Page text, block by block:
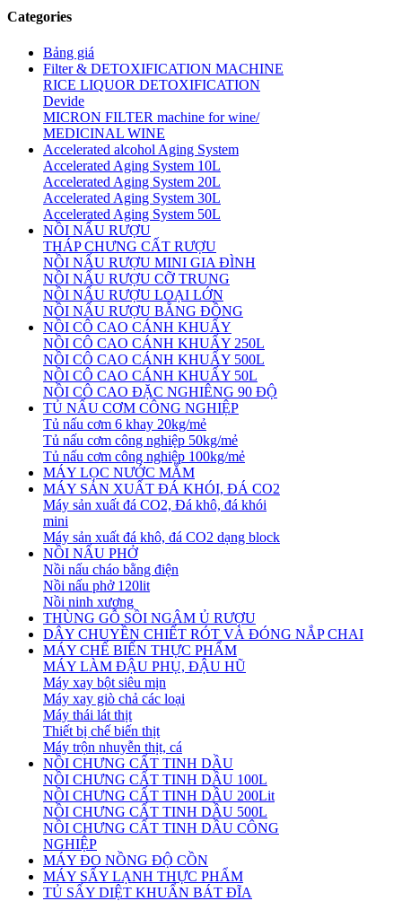
Categories
Bảng giá
Filter & DETOXIFICATION MACHINE
RICE LIQUOR DETOXIFICATION
Devide
MICRON FILTER machine for wine/
MEDICINAL WINE
Accelerated alcohol Aging System
Accelerated Aging System 10L
Accelerated Aging System 20L
Accelerated Aging System 30L
Accelerated Aging System 50L
NỒI NẤU RƯỢU
THÁP CHƯNG CẤT RƯỢU
NỒI NẤU RƯỢU MINI GIA ĐÌNH
NỒI NẤU RƯỢU CỠ TRUNG
NỒI NẤU RƯỢU LOẠI LỚN
NỒI NẤU RƯỢU BẰNG ĐỒNG
NỒI CÔ CAO CÁNH KHUẤY
NỒI CÔ CAO CÁNH KHUẤY 250L
NỒI CÔ CAO CÁNH KHUẤY 500L
NỒI CÔ CAO CÁNH KHUẤY 50L
NỒI CÔ CAO ĐẶC NGHIÊNG 90 ĐỘ
TỦ NẤU CƠM CÔNG NGHIỆP
Tủ nấu cơm 6 khay 20kg/mẻ
Tủ nấu cơm công nghiệp 50kg/mẻ
Tủ nấu cơm công nghiệp 100kg/mẻ
MÁY LỌC NƯỚC MẮM
MÁY SẢN XUẤT ĐÁ KHÓI, ĐÁ CO2
Máy sản xuất đá CO2, Đá khô, đá khói
mini
Máy sản xuất đá khô, đá CO2 dạng block
NỒI NẤU PHỞ
Nồi nấu cháo bằng điện
Nồi nấu phở 120lit
Nồi ninh xương
THÙNG GỖ SỒI NGÂM Ủ RƯỢU
DÂY CHUYỀN CHIẾT RÓT VÀ ĐÓNG NẮP CHAI
MÁY CHẾ BIẾN THỰC PHẨM
MÁY LÀM ĐẬU PHỤ, ĐẬU HŨ
Máy xay bột siêu mịn
Máy xay giò chả các loại
Máy thái lát thịt
Thiết bị chế biến thịt
Máy trộn nhuyễn thịt, cá
NỒI CHƯNG CẤT TINH DẦU
NỒI CHƯNG CẤT TINH DẦU 100L
NỒI CHƯNG CẤT TINH DẦU 200Lit
NỒI CHƯNG CẤT TINH DẦU 500L
NỒI CHƯNG CẤT TINH DẦU CÔNG
NGHIỆP
MÁY ĐO NỒNG ĐỘ CỒN
MÁY SẤY LẠNH THỰC PHẨM
TỦ SẤY DIỆT KHUẨN BÁT ĐĨA